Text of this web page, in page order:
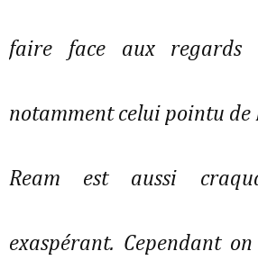
faire face aux regards
notamment celui pointu de
Ream est aussi
exaspérant. Cependant